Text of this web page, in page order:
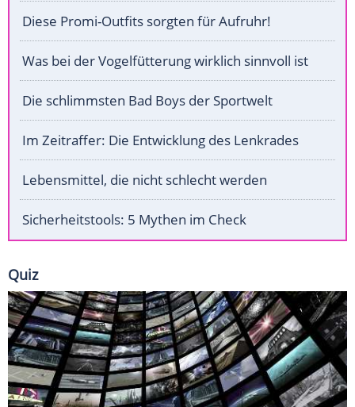
Diese Promi-Outfits sorgten für Aufruhr!
Was bei der Vogelfütterung wirklich sinnvoll ist
Die schlimmsten Bad Boys der Sportwelt
Im Zeitraffer: Die Entwicklung des Lenkrades
Lebensmittel, die nicht schlecht werden
Sicherheitstools: 5 Mythen im Check
Quiz